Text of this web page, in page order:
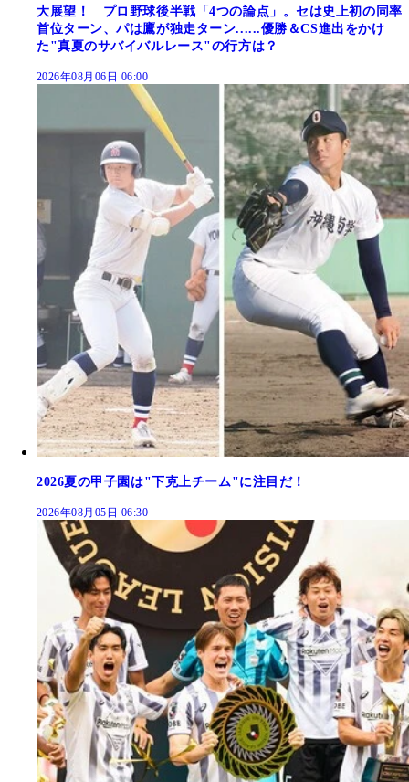
大展望！ プロ野球後半戦「4つの論点」。セは史上初の同率
首位ターン、パは鷹が独走ターン......優勝＆CS進出をかけ
た"真夏のサバイバルレース"の行方は？
2026年08月06日 06:00
2026夏の甲子園は"下克上チーム"に注目だ！
2026年08月05日 06:30